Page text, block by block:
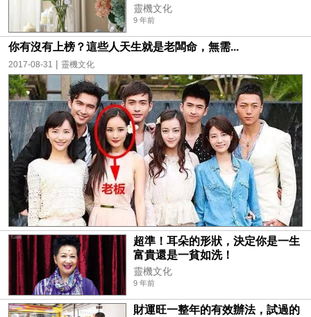
靈機文化
9 年前
你有沒有上榜？這些人天生就是老闆命，無需...
2017-08-31 | 靈機文化
超準！耳朵的形狀，決定你是一生
富貴還是一貧如洗！
靈機文化
9 年前
財運旺一整年的有效辦法，試過的